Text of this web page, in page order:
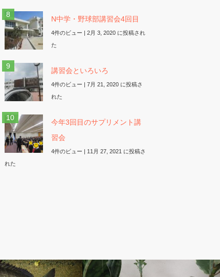
N中学・野球部講習会4回目
4件のビュー | 2月 3, 2020 に投稿され
た
講習会といろいろ
4件のビュー | 7月 21, 2020 に投稿さ
れた
今年3回目のサプリメント講
習会
4件のビュー | 11月 27, 2021 に投稿さ
れた